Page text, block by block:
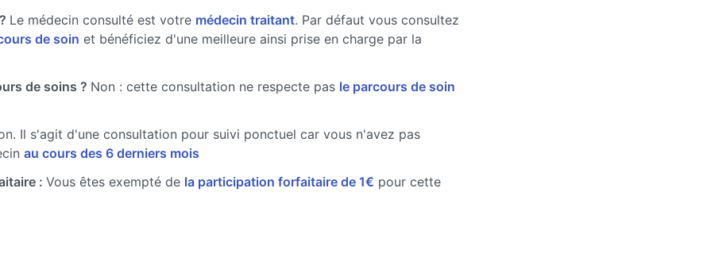
Le médecin consulté est votre médecin traitant. Par défaut vous consultez
de soin et bénéficiez d'une meilleure ainsi prise en charge par la
de soins ? Non : cette consultation ne respecte pas le parcours de soin
Il s'agit d'une consultation pour suivi ponctuel car vous n'avez pas
au cours des 6 derniers mois
: Vous êtes exempté de la participation forfaitaire de 1€ pour cette